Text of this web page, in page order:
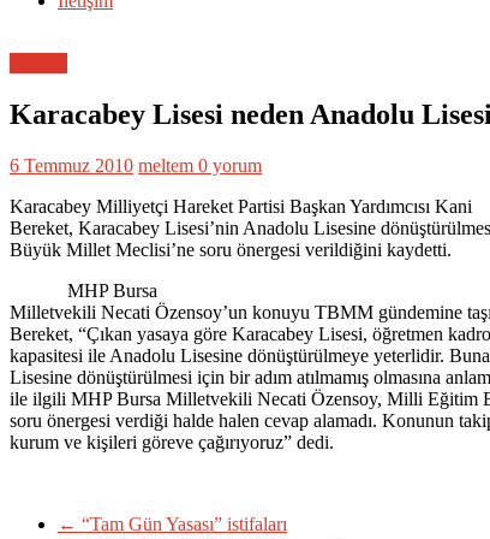
Karacabey Lisesi neden Anadolu
6 Temmuz 2010 meltem 0 yorum
Karacabey Milliyetçi Hareket Partisi Başkan Yardımcısı Kani
Bereket, Karacabey Lisesi’nin Anadolu Lisesine
Büyük Millet Meclisi’ne soru önergesi verildiğini kaydetti.
MHP Bursa
Milletvekili Necati Özensoy’un konuyu TBMM gündemine
Bereket, “Çıkan yasaya göre Karacabey Lisesi, öğretmen
kapasitesi ile Anadolu Lisesine dönüştürülmeye yeterlidir.
Lisesine dönüştürülmesi için bir adım atılmamış olmasına
ile ilgili MHP Bursa Milletvekili Necati Özensoy, Milli Eğitim
soru önergesi verdiği halde halen cevap alamadı. Konunun
kurum ve kişileri göreve çağırıyoruz” dedi.
← “Tam Gün Yasası” istifaları